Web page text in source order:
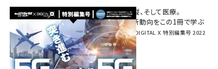
環境対策、建機の遠隔操縦、そして医療。
次世代通信規格「5G」最新動向をこの1冊で学ぶ
SmartGrid ニューズレター × DIGITAL X 特別編集号 2022
Summer